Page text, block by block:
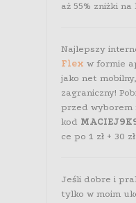
aż 55% zniżki na
Najlepszy
Flex w formie
jako net
zagraniczny!
przed wyborem
kod
ce po 1 zł + 30
Jeśli dobre i
tylko w moim